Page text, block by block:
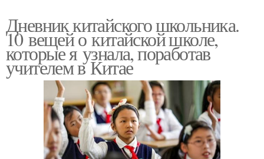
Дневник китайского школьника.
10 вещей о китайской школе,
которые я узнала, поработав
учителем в Китае